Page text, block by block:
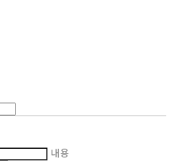
내용